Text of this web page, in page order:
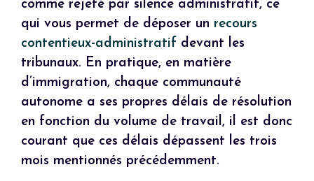
comme rejeté par silence administratif, ce
qui vous permet de déposer un recours
contentieux-administratif devant les
tribunaux. En pratique, en matière
d’immigration, chaque communauté
autonome a ses propres délais de résolution
en fonction du volume de travail, il est donc
courant que ces délais dépassent les trois
mois mentionnés précédemment.